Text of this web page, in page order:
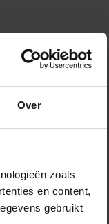
Over
zoals
en content,
gebruikt